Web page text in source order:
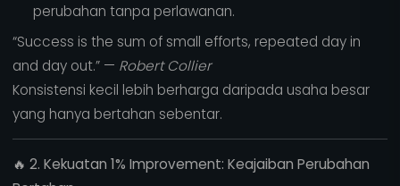
perubahan tanpa perlawanan.
“Success is the sum of small efforts, repeated day in
and day out.” — Robert Collier
Konsistensi kecil lebih berharga daripada usaha besar
yang hanya bertahan sebentar.
🔥 2. Kekuatan 1% Improvement: Keajaiban Perubahan